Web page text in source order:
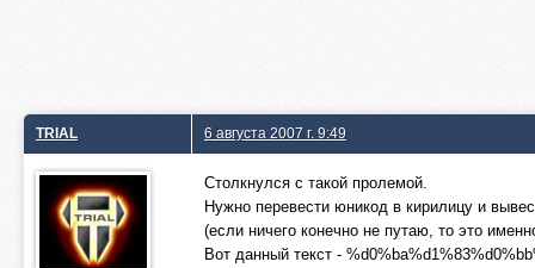
TRIAL 6 августа 2007 г. 9:49
Столкнулся с такой пролемой.
Нужно перевести юникод в кирилицу и
(если ничего конечно не путаю, то это
Вот данный текст -